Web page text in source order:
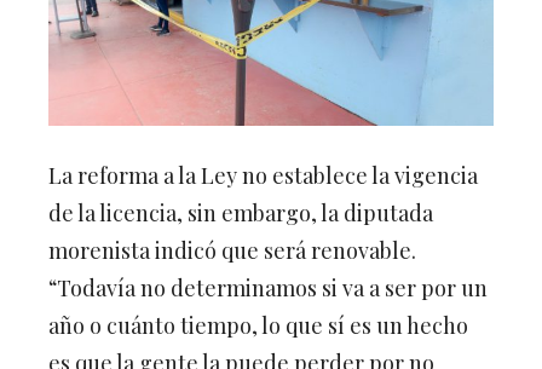
La reforma a la Ley no establece la vigencia
de la licencia, sin embargo, la diputada
morenista indicó que será renovable.
“Todavía no determinamos si va a ser por un
año o cuánto tiempo, lo que sí es un hecho
es que la gente la puede perder por no